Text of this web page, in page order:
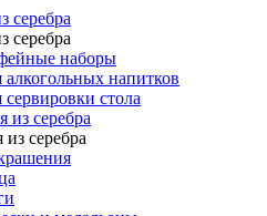
серебра
серебра
наборы
напитков
стола
серебра
серебра